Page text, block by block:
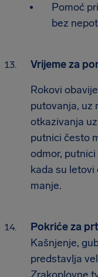
Pomoć
bez
Vrijeme za
Rokovi
putovanja, uz
otkazivanja
putnici često
odmor,
kada su
manje.
Pokriće za
Kašnjenje,
predstavlja